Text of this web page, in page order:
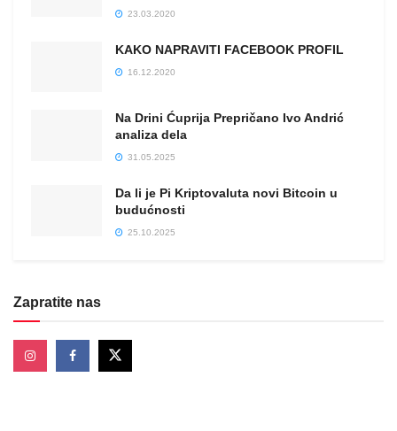
23.03.2020
KAKO NAPRAVITI FACEBOOK PROFIL
16.12.2020
Na Drini Ćuprija Prepričano Ivo Andrić
analiza dela
31.05.2025
Da li je Pi Kriptovaluta novi Bitcoin u
budućnosti
25.10.2025
Zapratite nas